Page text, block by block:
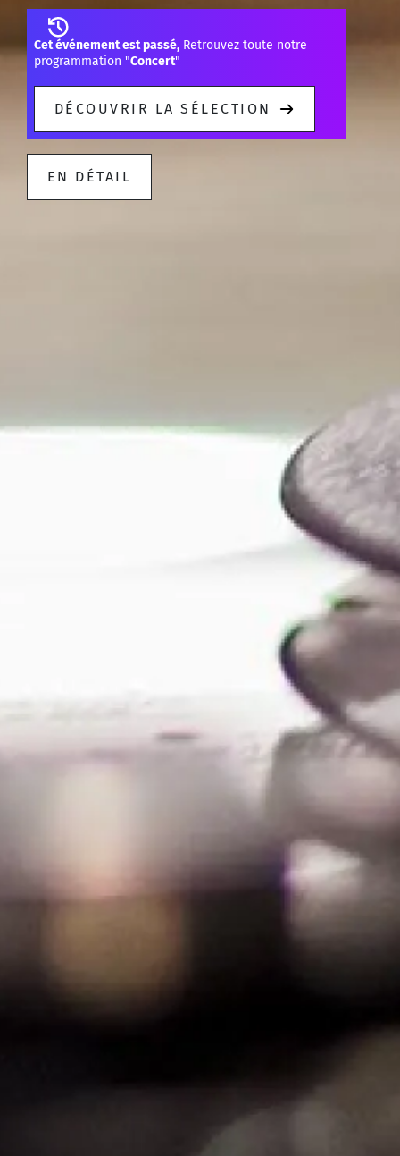
Cet événement est passé, Retrouvez toute notre
programmation "Concert"
DÉCOUVRIR LA SÉLECTION
EN DÉTAIL